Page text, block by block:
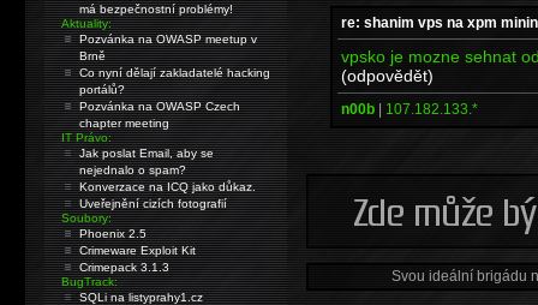
re: shanim vps na xpm
vpsko je mozne sehnat
(odpovědět)
n00b | 107.182.133.*
Svou ideální brigádu
má bezpečnostní problémy!
Aktuality:
Pozvánka na OWASP meetup v
Brně
Co nyní dělají zakladatelé hacking
portálů?
Pozvánka na OWASP Czech
chapter meeting
IT Právo:
Jak poslat Email, aby se
nejednalo o spam?
Konverzace na ICQ jako důkaz.
Uveřejnění cizích fotografií
Soubory:
Phoenix 2.5
Crimeware Exploit Kit
Crimepack 3.1.3
BugTrack:
SQLi na listyprahy1.cz